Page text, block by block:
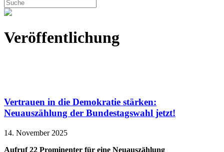
Veröffentlichung
Vertrauen in die Demokratie stärken:
Neuauszählung der Bundestagswahl jetzt!
14. November 2025
Aufruf 22 Prominenter für eine Neuauszählung